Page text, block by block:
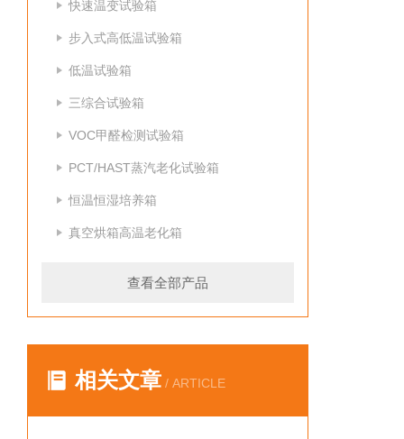
快速温变试验箱
步入式高低温试验箱
低温试验箱
三综合试验箱
VOC甲醛检测试验箱
PCT/HAST蒸汽老化试验箱
恒温恒湿培养箱
真空烘箱高温老化箱
查看全部产品
相关文章 / ARTICLE